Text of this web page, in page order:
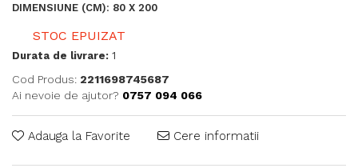
DIMENSIUNE (CM): 80 X 200
STOC EPUIZAT
Durata de livrare: 1
Cod Produs: 2211698745687
Ai nevoie de ajutor? 0757 094 066
Adauga la Favorite Cere informatii